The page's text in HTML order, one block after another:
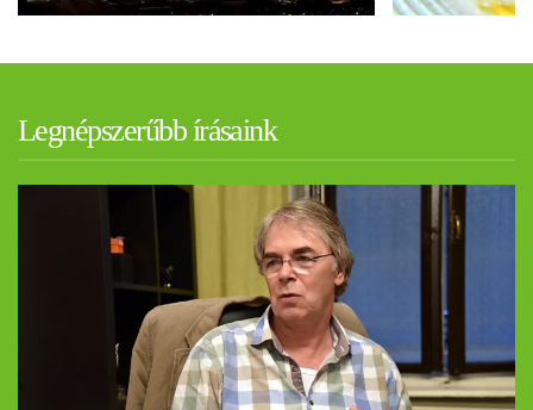
Legnépszerűbb írásaink